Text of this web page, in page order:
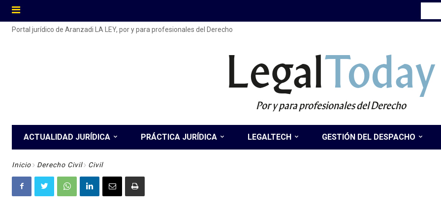
Portal jurídico de Aranzadi LA LEY, por y para profesionales del Derecho
LegalToday
Por y para profesionales del Derecho
ACTUALIDAD JURÍDICA PRÁCTICA JURÍDICA LEGALTECH GESTIÓN DEL DESPACHO
Inicio Derecho Civil Civil